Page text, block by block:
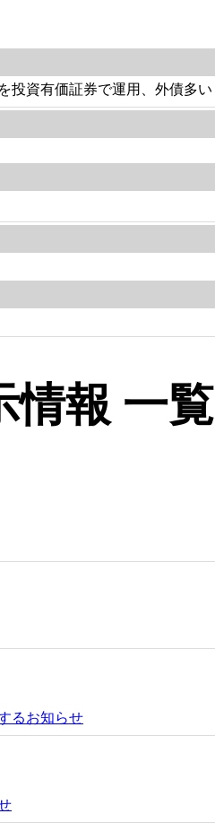
投資有価証券で運用、外債多い
情報 一覧
るお知らせ